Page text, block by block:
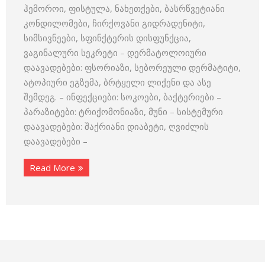
ჰემოროი, ფისტულა, ნახეთქები, ბასრწვეტიანი
კონდილომები, ჩირქოვანი გიდრადენიტი,
სიმსივნეები, სფინქტერის დისფუნქცია,
ვაგინალური სეკრეტი – დერმატოლოიური
დაავადებები: ფსორიაზი, სებორეული დერმატიტი,
ატოპიური ეგზემა, ბრტყელი ლიქენი და ასე
შემდეგ. – ინფექციები: სოკოები, ბაქტერიები –
პარაზიტები: ტრიქომონიაზი, მუნი – სისტემური
დაავადებები: შაქრიანი დიაბეტი, ღვიძლის
დაავადებები –
Read More